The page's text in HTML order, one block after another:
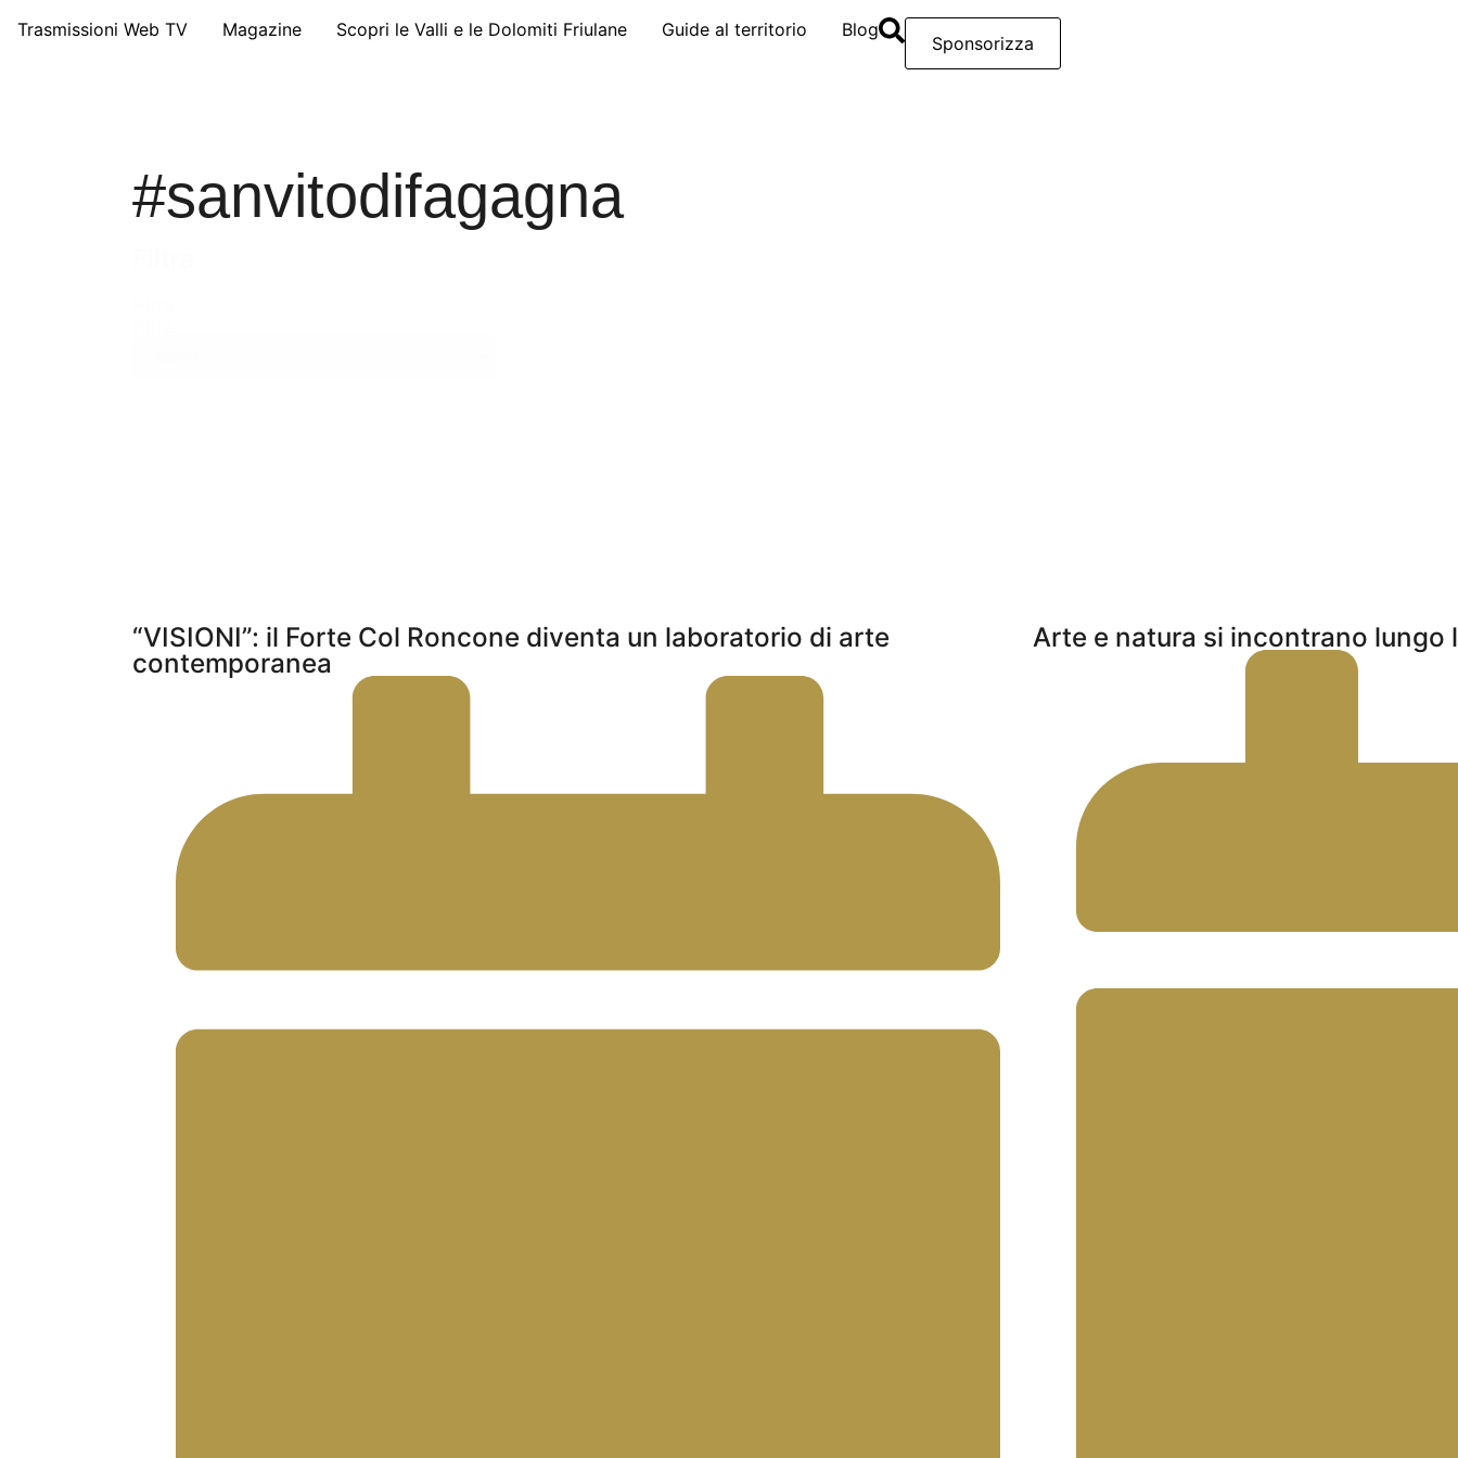
Trasmissioni Web TV Magazine Scopri le Valli e le Dolomiti Friulane Guide al territorio Blog
Sponsorizza
#sanvitodifagagna
“VISIONI”: il Forte Col Roncone diventa un laboratorio di arte
contemporanea
Arte e natura si incontrano lungo